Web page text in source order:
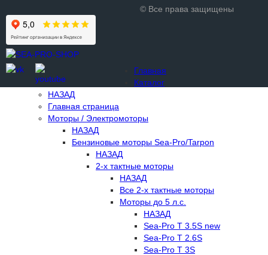
© Все права защищены
Главная
Каталог
НАЗАД
Главная страница
Моторы / Электромоторы
НАЗАД
Бензиновые моторы Sea-Pro/Tarpon
НАЗАД
2-х тактные моторы
НАЗАД
Все 2-х тактные моторы
Моторы до 5 л.с.
НАЗАД
Sea-Pro T 3.5S new
Sea-Pro T 2.6S
Sea-Pro T 3S